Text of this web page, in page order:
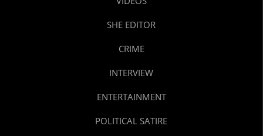
SHE EDITOR
CRIME
INTERVIEW
ENTERTAINMENT
POLITICAL SATIRE